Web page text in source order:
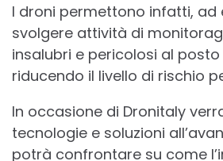
I droni permettono infatti, ad
svolgere attività di
insalubri e pericolosi al posto
riducendo il livello di rischio
In occasione di Dronitaly
tecnologie e soluzioni
potrà confrontare su come